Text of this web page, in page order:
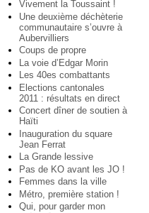
Vivement la Toussaint !
Une deuxième déchèterie
communautaire s’ouvre à
Aubervilliers
Coups de propre
La voie d’Edgar Morin
Les 40es combattants
Elections cantonales
2011 : résultats en direct
Concert dîner de soutien à
Haïti
Inauguration du square
Jean Ferrat
La Grande lessive
Pas de KO avant les JO !
Femmes dans la ville
Métro, première station !
Qui, pour garder mon